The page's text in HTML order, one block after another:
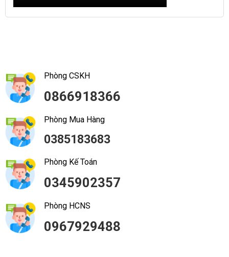
Phòng CSKH
0866918366
Phòng Mua Hàng
0385183683
Phòng Kế Toán
0345902357
Phòng HCNS
0967929488